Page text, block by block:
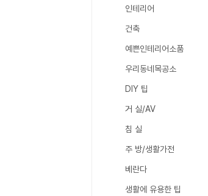
인테리어
건축
예쁜인테리어소품
우리동네목공소
DIY 팁
거 실/AV
침 실
주 방/생활가전
베란다
생활에 유용한 팁